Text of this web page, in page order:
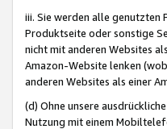
iii. Sie werden alle genutzten
Produktseite oder sonstige
nicht mit anderen Websites
Amazon-Website lenken
anderen Websites als einer
(d) Ohne unsere
Nutzung mit einem